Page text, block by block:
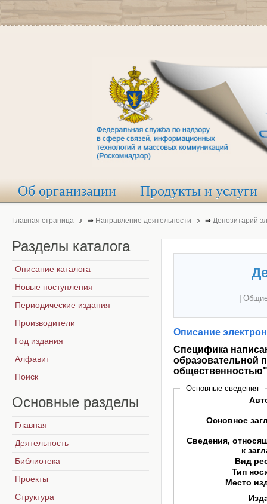
Об организации Продукты и услуги
Главная страница ⇒ Направление деятельности ⇒ Депозитарий
Описание
Специфика
образовательной
общественностью"
Основные сведения
Основное
Сведения,
к
Вид
Тип
Место
Разделы каталога
Описание каталога
Новые поступления
Периодические издания
Производители
Год издания
Алфавит
Поиск
Основные разделы
Главная
Деятельность
Библиотека
Проекты
Структура